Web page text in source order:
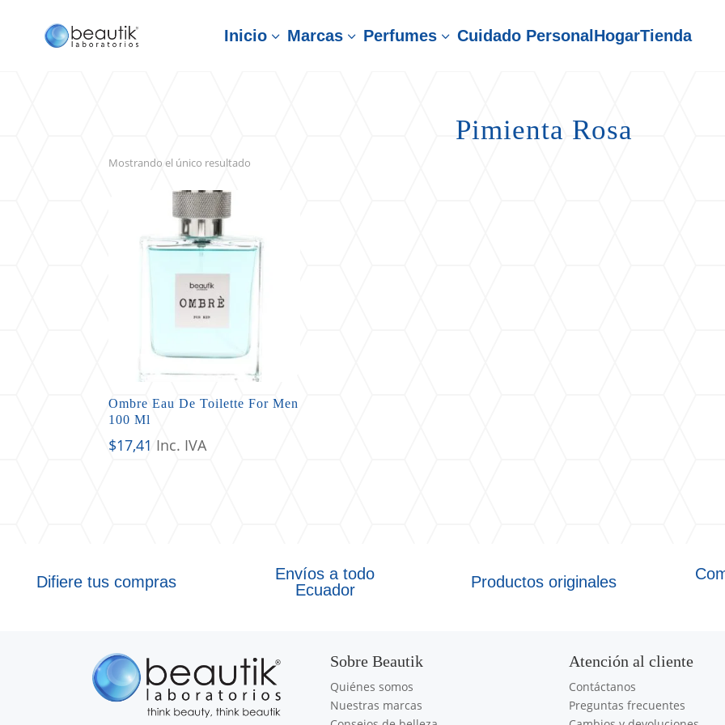
Inicio3 Marcas3 Perfumes3 Cuidado PersonalHogarTienda
Pimienta Rosa
Mostrando el único resultado
Ombre Eau De Toilette For Men
100 Ml
$17,41 Inc. IVA
Difiere tus compras
Envíos a todo
Ecuador
Productos originales
Sobre Beautik
Quiénes somos
Nuestras marcas
Atención al cliente
Contáctanos
Preguntas frecuentes